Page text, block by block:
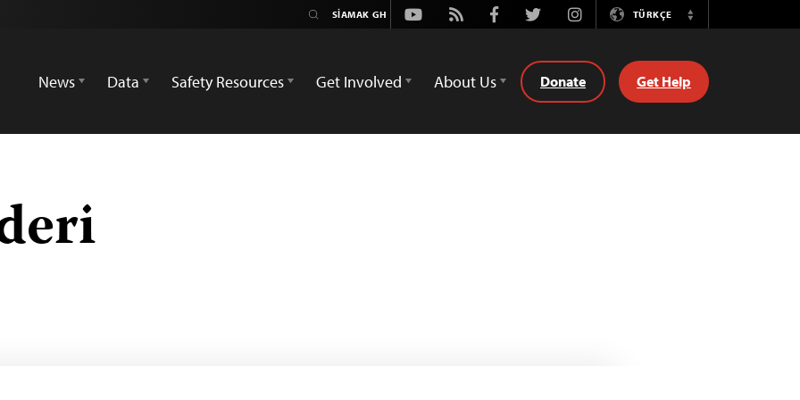
Youtube
Rss FacebookTwitterInstagramTÜRKÇE
Switch
News
Data Safety Resources Get Involved About Us Donate Get Help